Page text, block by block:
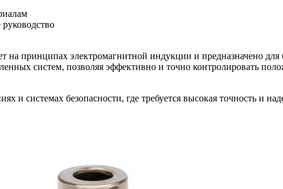
на принципах электромагнитной индукции и предназначено
систем, позволяя эффективно и точно контролировать
и системах безопасности, где требуется высокая точность и